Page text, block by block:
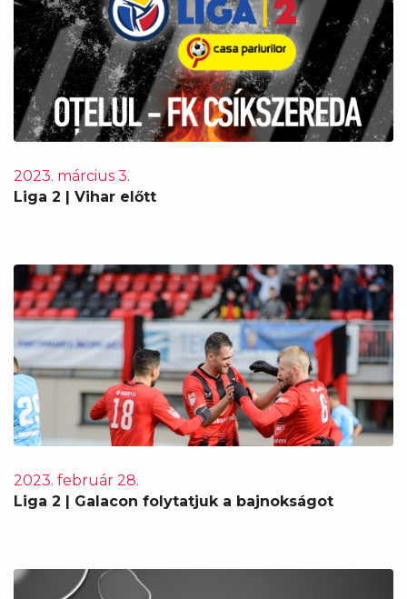
2023. március 3.
Liga 2 | Vihar előtt
2023. február 28.
Liga 2 | Galacon folytatjuk a bajnokságot